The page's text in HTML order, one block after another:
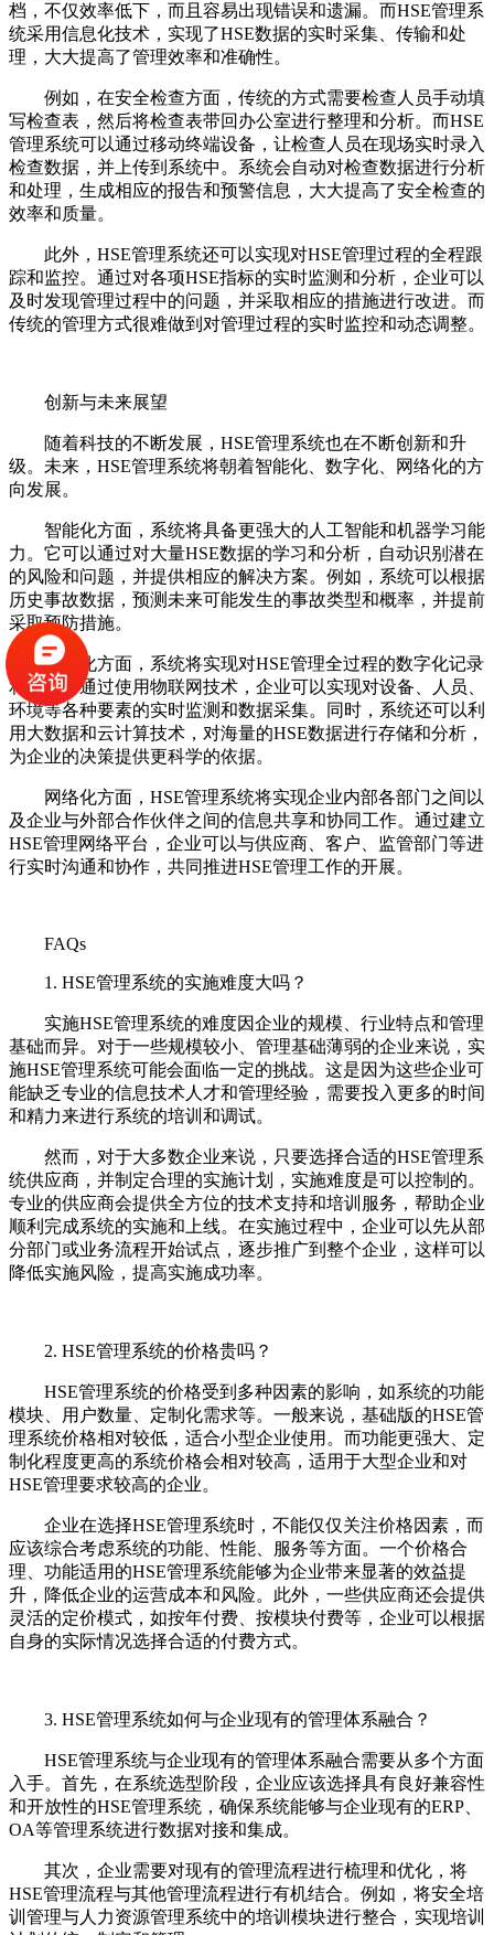
档，不仅效率低下，而且容易出现错误和遗漏。而HSE管理系
统采用信息化技术，实现了HSE数据的实时采集、传输和处
理，大大提高了管理效率和准确性。
例如，在安全检查方面，传统的方式需要检查人员手动填
写检查表，然后将检查表带回办公室进行整理和分析。而HSE
管理系统可以通过移动终端设备，让检查人员在现场实时录入
检查数据，并上传到系统中。系统会自动对检查数据进行分析
和处理，生成相应的报告和预警信息，大大提高了安全检查的
效率和质量。
此外，HSE管理系统还可以实现对HSE管理过程的全程跟
踪和监控。通过对各项HSE指标的实时监测和分析，企业可以
及时发现管理过程中的问题，并采取相应的措施进行改进。而
传统的管理方式很难做到对管理过程的实时监控和动态调整。
创新与未来展望
随着科技的不断发展，HSE管理系统也在不断创新和升
级。未来，HSE管理系统将朝着智能化、数字化、网络化的方
向发展。
智能化方面，系统将具备更强大的人工智能和机器学习能
力。它可以通过对大量HSE数据的学习和分析，自动识别潜在
的风险和问题，并提供相应的解决方案。例如，系统可以根据
历史事故数据，预测未来可能发生的事故类型和概率，并提前
采取预防措施。
数字化方面，系统将实现对HSE管理全过程的数字化记录
和管理。通过使用物联网技术，企业可以实现对设备、人员、
环境等各种要素的实时监测和数据采集。同时，系统还可以利
用大数据和云计算技术，对海量的HSE数据进行存储和分析，
为企业的决策提供更科学的依据。
网络化方面，HSE管理系统将实现企业内部各部门之间以
及企业与外部合作伙伴之间的信息共享和协同工作。通过建立
HSE管理网络平台，企业可以与供应商、客户、监管部门等进
行实时沟通和协作，共同推进HSE管理工作的开展。
FAQs
1. HSE管理系统的实施难度大吗？
实施HSE管理系统的难度因企业的规模、行业特点和管理
基础而异。对于一些规模较小、管理基础薄弱的企业来说，实
施HSE管理系统可能会面临一定的挑战。这是因为这些企业可
能缺乏专业的信息技术人才和管理经验，需要投入更多的时间
和精力来进行系统的培训和调试。
然而，对于大多数企业来说，只要选择合适的HSE管理系
统供应商，并制定合理的实施计划，实施难度是可以控制的。
专业的供应商会提供全方位的技术支持和培训服务，帮助企业
顺利完成系统的实施和上线。在实施过程中，企业可以先从部
分部门或业务流程开始试点，逐步推广到整个企业，这样可以
降低实施风险，提高实施成功率。
2. HSE管理系统的价格贵吗？
HSE管理系统的价格受到多种因素的影响，如系统的功能
模块、用户数量、定制化需求等。一般来说，基础版的HSE管
理系统价格相对较低，适合小型企业使用。而功能更强大、定
制化程度更高的系统价格会相对较高，适用于大型企业和对
HSE管理要求较高的企业。
企业在选择HSE管理系统时，不能仅仅关注价格因素，而
应该综合考虑系统的功能、性能、服务等方面。一个价格合
理、功能适用的HSE管理系统能够为企业带来显著的效益提
升，降低企业的运营成本和风险。此外，一些供应商还会提供
灵活的定价模式，如按年付费、按模块付费等，企业可以根据
自身的实际情况选择合适的付费方式。
3. HSE管理系统如何与企业现有的管理体系融合？
HSE管理系统与企业现有的管理体系融合需要从多个方面
入手。首先，在系统选型阶段，企业应该选择具有良好兼容性
和开放性的HSE管理系统，确保系统能够与企业现有的ERP、
OA等管理系统进行数据对接和集成。
其次，企业需要对现有的管理流程进行梳理和优化，将
HSE管理流程与其他管理流程进行有机结合。例如，将安全培
训管理与人力资源管理系统中的培训模块进行整合，实现培训